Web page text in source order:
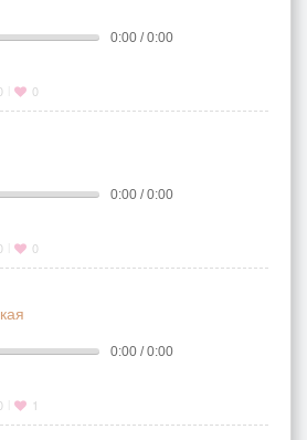
0:00 / 0:00
0
0:00 / 0:00
0
0:00 / 0:00
1